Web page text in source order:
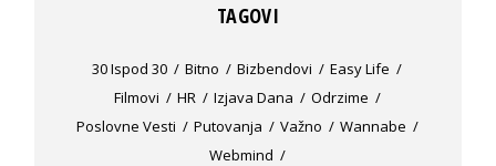
TAGOVI
30 Ispod 30 Bitno Bizbendovi
Easy Life
Filmovi
HR Izjava Dana
Odrzime
Poslovne Vesti
Putovanja Važno
Wannabe
Webmind